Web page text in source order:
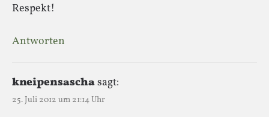
Respekt!
Antworten
kneipensaschasagt:
25. Juli 2012 um 21:14 Uhr